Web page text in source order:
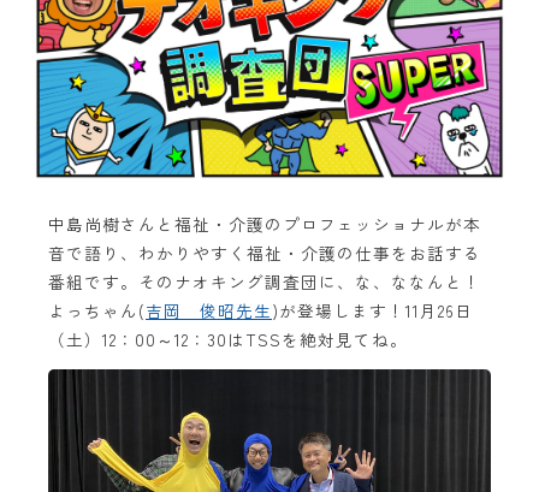
中島尚樹さんと福祉・介護のプロフェッショナルが本
音で語り、わかりやすく福祉・介護の仕事をお話する
番組です。そのナオキング調査団に、な、ななんと！
よっちゃん(吉岡 俊昭先生)が登場します！11月26日
（土）12：00～12：30はTSSを絶対見てね。